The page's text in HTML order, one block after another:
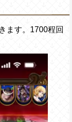
ます。1700程回